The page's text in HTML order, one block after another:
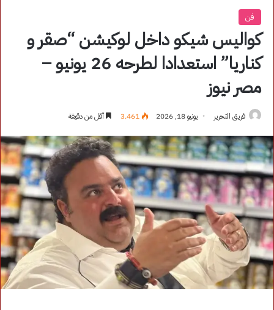
فن
كواليس شيكو داخل لوكيشن “صقر و
كناريا” استعدادا لطرحه 26 يونيو –
مصر نيوز
فريق التحرير يونيو 18, 2026 3٬461 أقل من دقيقة